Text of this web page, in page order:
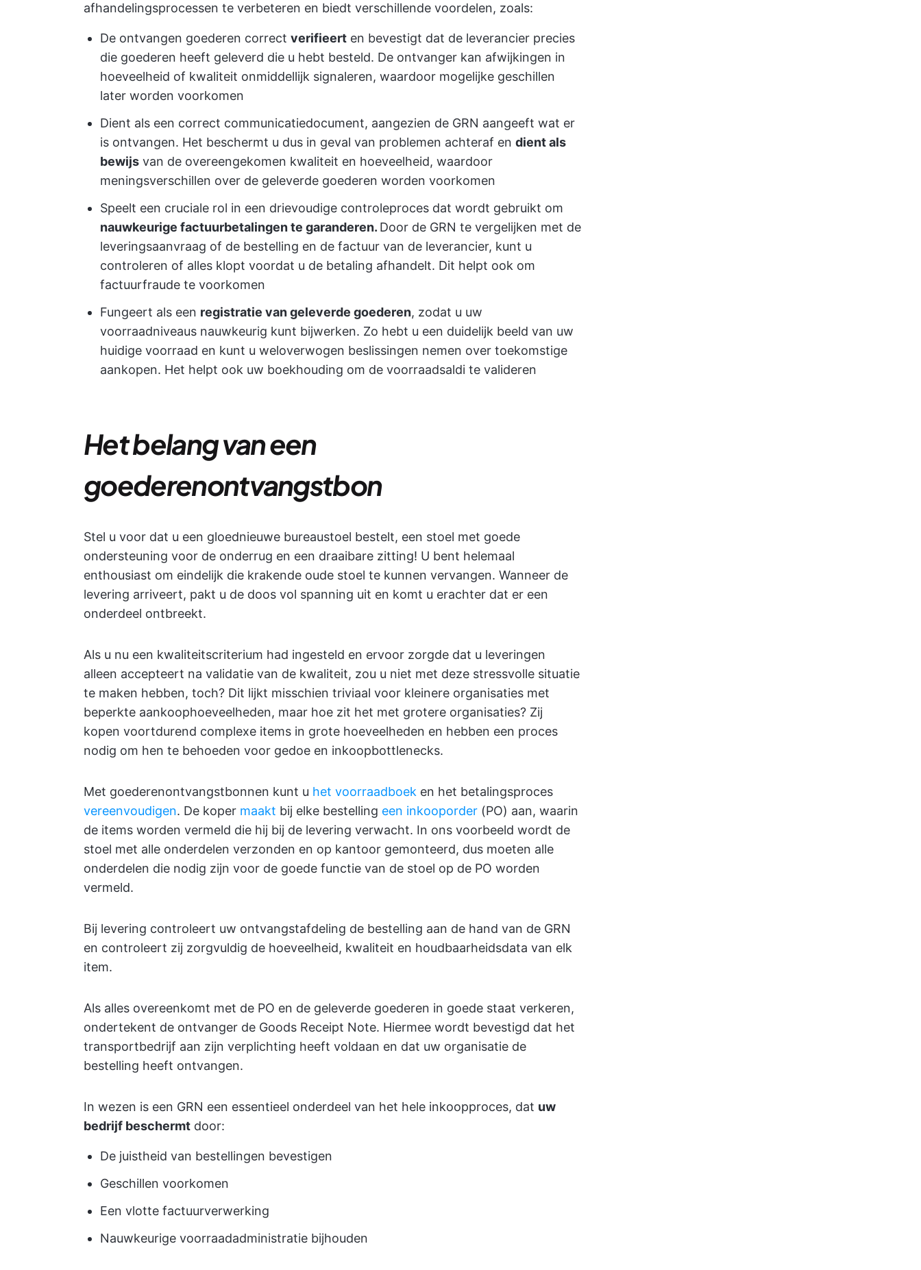
afhandelingsprocessen te verbeteren en biedt verschillende voordelen, zoals:
De ontvangen goederen correct verifieert en bevestigt dat de leverancier precies
die goederen heeft geleverd die u hebt besteld. De ontvanger kan afwijkingen in
hoeveelheid of kwaliteit onmiddellijk signaleren, waardoor mogelijke geschillen
later worden voorkomen
Dient als een correct communicatiedocument, aangezien de GRN aangeeft wat er
is ontvangen. Het beschermt u dus in geval van problemen achteraf en dient als
bewijs van de overeengekomen kwaliteit en hoeveelheid, waardoor
meningsverschillen over de geleverde goederen worden voorkomen
Speelt een cruciale rol in een drievoudige controleproces dat wordt gebruikt om
nauwkeurige factuurbetalingen te garanderen. Door de GRN te vergelijken met de
leveringsaanvraag of de bestelling en de factuur van de leverancier, kunt u
controleren of alles klopt voordat u de betaling afhandelt. Dit helpt ook om
factuurfraude te voorkomen
Fungeert als een registratie van geleverde goederen, zodat u uw
voorraadniveaus nauwkeurig kunt bijwerken. Zo hebt u een duidelijk beeld van uw
huidige voorraad en kunt u weloverwogen beslissingen nemen over toekomstige
aankopen. Het helpt ook uw boekhouding om de voorraadsaldi te valideren
Het belang van een
goederenontvangstbon
Stel u voor dat u een gloednieuwe bureaustoel bestelt, een stoel met goede
ondersteuning voor de onderrug en een draaibare zitting! U bent helemaal
enthousiast om eindelijk die krakende oude stoel te kunnen vervangen. Wanneer de
levering arriveert, pakt u de doos vol spanning uit en komt u erachter dat er een
onderdeel ontbreekt.
Als u nu een kwaliteitscriterium had ingesteld en ervoor zorgde dat u leveringen
alleen accepteert na validatie van de kwaliteit, zou u niet met deze stressvolle situatie
te maken hebben, toch? Dit lijkt misschien triviaal voor kleinere organisaties met
beperkte aankoophoeveelheden, maar hoe zit het met grotere organisaties? Zij
kopen voortdurend complexe items in grote hoeveelheden en hebben een proces
nodig om hen te behoeden voor gedoe en inkoopbottlenecks.
Met goederenontvangstbonnen kunt u het voorraadboek en het betalingsproces
vereenvoudigen. De koper maakt bij elke bestelling een inkooporder (PO) aan, waarin
de items worden vermeld die hij bij de levering verwacht. In ons voorbeeld wordt de
stoel met alle onderdelen verzonden en op kantoor gemonteerd, dus moeten alle
onderdelen die nodig zijn voor de goede functie van de stoel op de PO worden
vermeld.
Bij levering controleert uw ontvangstafdeling de bestelling aan de hand van de GRN
en controleert zij zorgvuldig de hoeveelheid, kwaliteit en houdbaarheidsdata van elk
item.
Als alles overeenkomt met de PO en de geleverde goederen in goede staat verkeren,
ondertekent de ontvanger de Goods Receipt Note. Hiermee wordt bevestigd dat het
transportbedrijf aan zijn verplichting heeft voldaan en dat uw organisatie de
bestelling heeft ontvangen.
In wezen is een GRN een essentieel onderdeel van het hele inkoopproces, dat uw
bedrijf beschermt door:
De juistheid van bestellingen bevestigen
Geschillen voorkomen
Een vlotte factuurverwerking
Nauwkeurige voorraadadministratie bijhouden